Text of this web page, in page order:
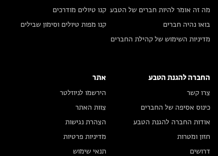
מה זה אומר להיות חברים של הטבע
בואו נהיה חברים
מדיניות השימוש של קהילת החברים
קנו טיולים מודרכים
קנו מפות טיולים וסימון שבילים
החברה להגנת הטבע
צרו קשר
כינוס אסיפה של החברים
אודות החברה להגנת הטבע
חזון ומטרות
דרושים
אתר
הירשמו לניוזלטר
צוות האתר
הצהרת נגישות
מדיניות פרטיות
תנאי שימוש